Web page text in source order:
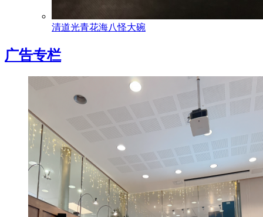
清道光青花海八怪大碗
广告专栏